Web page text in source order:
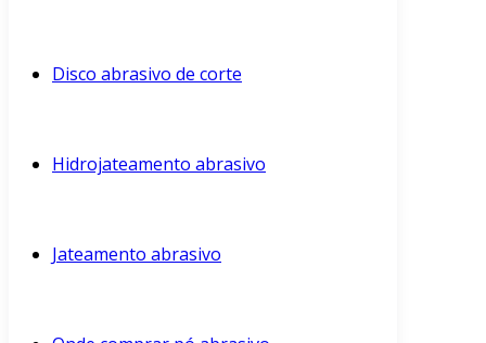
Disco abrasivo de corte
Hidrojateamento abrasivo
Jateamento abrasivo